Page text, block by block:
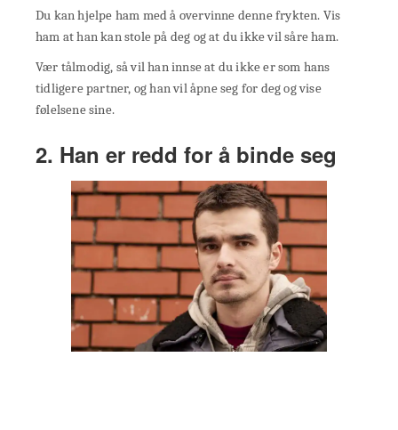
Du kan hjelpe ham med å overvinne denne frykten. Vis
ham at han kan stole på deg og at du ikke vil såre ham.
Vær tålmodig, så vil han innse at du ikke er som hans
tidligere partner, og han vil åpne seg for deg og vise
følelsene sine.
2. Han er redd for å binde seg